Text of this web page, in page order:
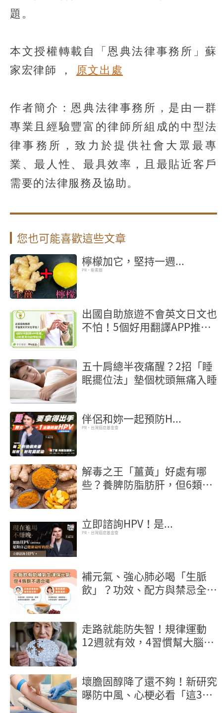
題。
本文授權轉載自「恩典法律事務所」蘇
家宏律師 ，
原文出處
作者簡介：恩典法律事務所，是由一群
專業且經驗豐富的律師所組成的中型法
律事務所，致力於提供社會大眾最專
業、最人性、最具效率，且最貼近客戶
需要的法律服務及協助。
您也可能喜歡這些文章
檸檬加它，堅持一週...
PR・新素簡
出國自助旅遊不會英文日文也
不怕！5個好用翻譯APP推
五十肩總半夜痛醒？2招「睡
眠擺位法」墊個枕頭無痛入睡
伴侶和妳一起預防H...
PR・台灣癌症基金會
解毒之王「薑黃」好處有哪
些？養脾防脂肪肝，但6類人
立即諮詢HPV！是...
PR・台灣癌症基金會
補元氣、強心肺必喝「生脈
飲」？功效、配方與禁忌全解
走路就能防失智！規律運動
12週就有效，4習慣幫大腦清
壞膽固醇降了還不夠！新研究
曝防中風、心梗必看「這3